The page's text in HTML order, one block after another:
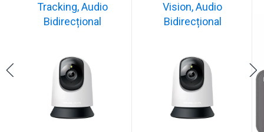
Tracking, Audio
Bidirecțional
Vision, Audio
Bidirecțional